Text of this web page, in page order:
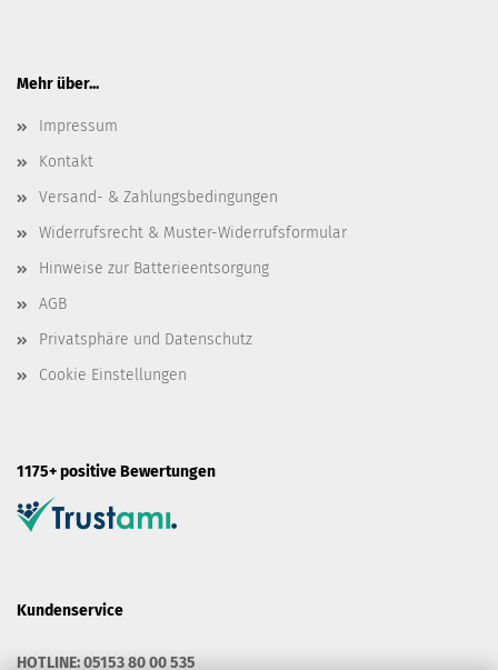
Mehr über...
Impressum
Kontakt
Versand- & Zahlungsbedingungen
Widerrufsrecht & Muster-Widerrufsformular
Hinweise zur Batterieentsorgung
AGB
Privatsphäre und Datenschutz
Cookie Einstellungen
1175+ positive Bewertungen
Kundenservice
HOTLINE: 05153 80 00 535